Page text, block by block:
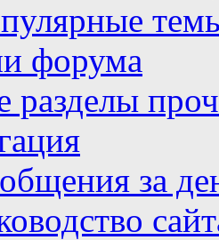
форума
разделы
за